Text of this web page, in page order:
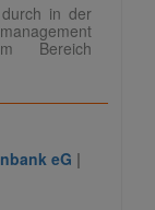
in der
Bereich
eG |